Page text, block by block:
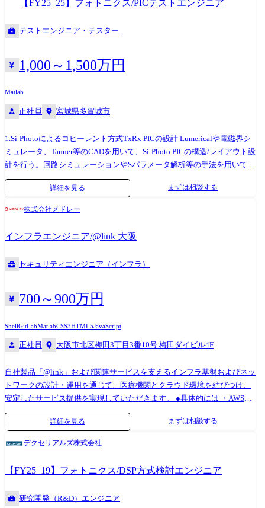
必要に応じて変更となる場合がございます。予めご了承ください。
AutoBox, MicroAutoBox III(dSpace社製)への実装・リアルタイム検証(実
車評価・検証) ・走行環境に応じたパラメータ調整と現地評価 ・既存制
御口ジックの改善・不具合対策・ドキュメント整備
【FY25_25】フォトニクス/PICテストエンジニア
テストエンジニア・テスター
1,000～1,500万円
Matlab
正社員 宮城県多賀城市
1.Si-Photoによるコヒーレント方式TxRx PICの設計 Lumericalや電磁界シ
ミュレータ、Tanner等のCADを用いて、Si-Photo PICの構造/レイアウト設
計を行う。回路シミュレーションやSパラメータ解析等の手法を用いて
PIC全体の動作予測や性能試算を行い、PICの仕様を作成する。 2.PICの評
社の定めるすべての業務
詳細を見る まずは相談する
株式会社メドレー
インフラエンジニア/@link 大阪
セキュリティエンジニア（インフラ）
700～900万円
ShellGitLabMatlabCSS3HTML5JavaScript
正社員 大阪市北区梅田3丁目3番10号 梅田ダイビル4F
自社製品「@link」および関連サービスを支えるインフラ基盤およびネッ
トワークの設計・運用を通じて、医療機関とクラウド環境を結びつけ、
安定したサービス提供を実現していただきます。 ●具体的には ・AWS上
のサービス群のサーバーおよび医療機関とのネットワークのインフラの
設計・構築・運用インフラの可用性・セキュリティ・拡張性を意識した
改善推進 ・医療機関や関連サービスとの連携を図り、技術的なサポート
る。 ・障害調査やボトルネック解消に取り組み、パフォーマンス改善を
実施する。 ・laCやスクリプトを活用した運用効率化の施策を提案・実
施 ●主な技術スタック ・IaCツール :Terraform、Ansible ・開発言語
:PHP、HTML5、CSS3、JavaScript、Bash(Linux) ・ライブラリ等
詳細を見る まずは相談する
デクセリアルズ株式会社
【FY25_19】フォトニクス/DSP方式検討エンジニア
研究開発（R&D）エンジニア